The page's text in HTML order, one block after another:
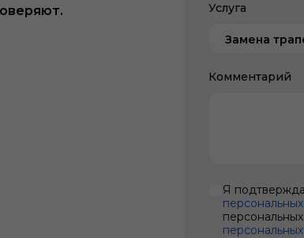
Услуга
Замена
Комментарий
Я